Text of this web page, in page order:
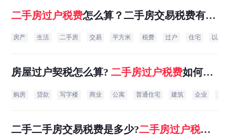
二手房过户税费怎么算？二手房交易税费有哪
房产 生活 二手房 交易 平方米 税费 过户 住宅 以上
房屋过户契税怎么算? 二手房过户税费如何计
购房 贷款 写字楼 商业 公寓 普通住宅 建筑 企业 第
二手二手房交易税费是多少?二手房过户税费